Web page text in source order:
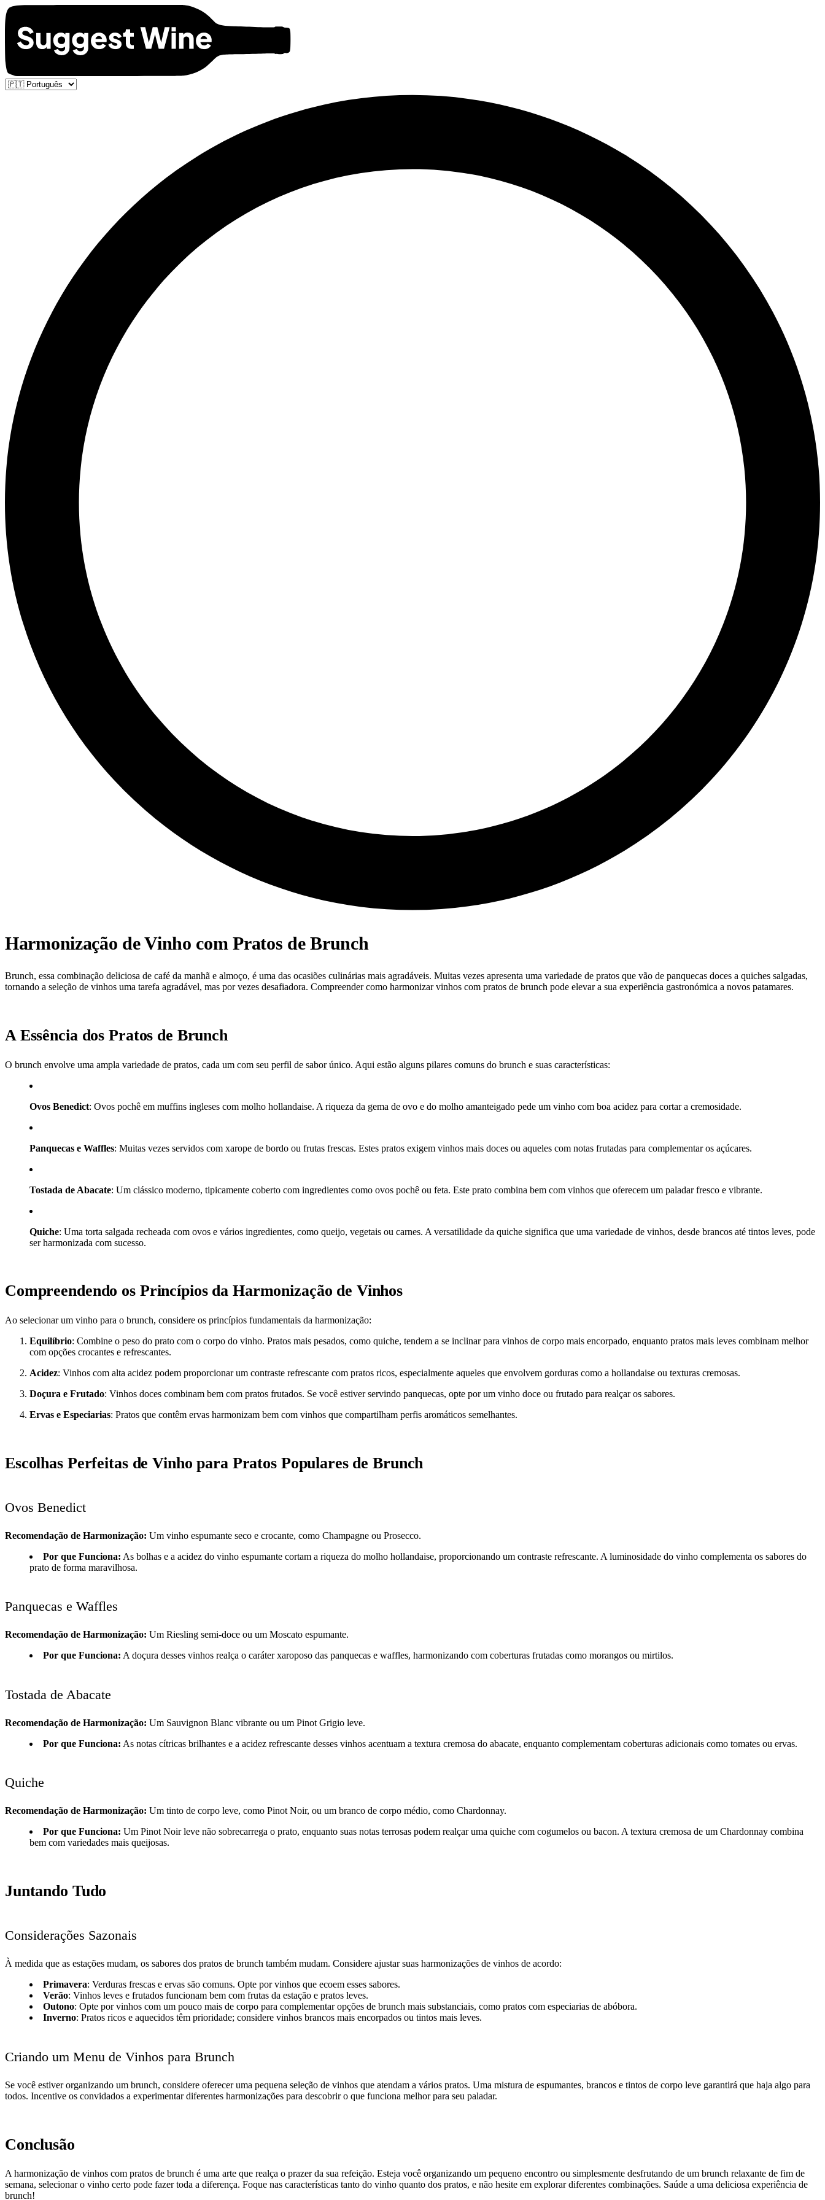
Harmonização de Vinho com Pratos de Brunch
Brunch, essa combinação deliciosa de café da manhã e almoço, é uma das ocasiões culinárias mais agradáveis. Muitas vezes apresenta uma variedade de pratos que vão de panquecas doces a quiches salgadas,
tornando a seleção de vinhos uma tarefa agradável, mas por vezes desafiadora. Compreender como harmonizar vinhos com pratos de brunch pode elevar a sua experiência gastronómica a novos patamares.
A Essência dos Pratos de Brunch
O brunch envolve uma ampla variedade de pratos, cada um com seu perfil de sabor único. Aqui estão alguns pilares comuns do brunch e suas características:
Ovos Benedict: Ovos pochê em muffins ingleses com molho hollandaise. A riqueza da gema de ovo e do molho amanteigado pede um vinho com boa acidez para cortar a cremosidade.
Panquecas e Waffles: Muitas vezes servidos com xarope de bordo ou frutas frescas. Estes pratos exigem vinhos mais doces ou aqueles com notas frutadas para complementar os açúcares.
Tostada de Abacate: Um clássico moderno, tipicamente coberto com ingredientes como ovos pochê ou feta. Este prato combina bem com vinhos que oferecem um paladar fresco e vibrante.
Quiche: Uma torta salgada recheada com ovos e vários ingredientes, como queijo, vegetais ou carnes. A versatilidade da quiche significa que uma variedade de vinhos, desde brancos até tintos leves, pode
ser harmonizada com sucesso.
Compreendendo os Princípios da Harmonização de Vinhos
Ao selecionar um vinho para o brunch, considere os princípios fundamentais da harmonização:
Equilíbrio: Combine o peso do prato com o corpo do vinho. Pratos mais pesados, como quiche, tendem a se inclinar para vinhos de corpo mais encorpado, enquanto pratos mais leves combinam melhor
com opções crocantes e refrescantes.
Acidez: Vinhos com alta acidez podem proporcionar um contraste refrescante com pratos ricos, especialmente aqueles que envolvem gorduras como a hollandaise ou texturas cremosas.
Doçura e Frutado: Vinhos doces combinam bem com pratos frutados. Se você estiver servindo panquecas, opte por um vinho doce ou frutado para realçar os sabores.
Ervas e Especiarias: Pratos que contêm ervas harmonizam bem com vinhos que compartilham perfis aromáticos semelhantes.
Escolhas Perfeitas de Vinho para Pratos Populares de Brunch
Ovos Benedict
Recomendação de Harmonização: Um vinho espumante seco e crocante, como Champagne ou Prosecco.
Por que Funciona: As bolhas e a acidez do vinho espumante cortam a riqueza do molho hollandaise, proporcionando um contraste refrescante. A luminosidade do vinho complementa os sabores do
prato de forma maravilhosa.
Panquecas e Waffles
Recomendação de Harmonização: Um Riesling semi-doce ou um Moscato espumante.
Por que Funciona: A doçura desses vinhos realça o caráter xaroposo das panquecas e waffles, harmonizando com coberturas frutadas como morangos ou mirtilos.
Tostada de Abacate
Recomendação de Harmonização: Um Sauvignon Blanc vibrante ou um Pinot Grigio leve.
Por que Funciona: As notas cítricas brilhantes e a acidez refrescante desses vinhos acentuam a textura cremosa do abacate, enquanto complementam coberturas adicionais como tomates ou ervas.
Quiche
Recomendação de Harmonização: Um tinto de corpo leve, como Pinot Noir, ou um branco de corpo médio, como Chardonnay.
Por que Funciona: Um Pinot Noir leve não sobrecarrega o prato, enquanto suas notas terrosas podem realçar uma quiche com cogumelos ou bacon. A textura cremosa de um Chardonnay combina
bem com variedades mais queijosas.
Juntando Tudo
Considerações Sazonais
À medida que as estações mudam, os sabores dos pratos de brunch também mudam. Considere ajustar suas harmonizações de vinhos de acordo:
Primavera: Verduras frescas e ervas são comuns. Opte por vinhos que ecoem esses sabores.
Verão: Vinhos leves e frutados funcionam bem com frutas da estação e pratos leves.
Outono: Opte por vinhos com um pouco mais de corpo para complementar opções de brunch mais substanciais, como pratos com especiarias de abóbora.
Inverno: Pratos ricos e aquecidos têm prioridade; considere vinhos brancos mais encorpados ou tintos mais leves.
Criando um Menu de Vinhos para Brunch
Se você estiver organizando um brunch, considere oferecer uma pequena seleção de vinhos que atendam a vários pratos. Uma mistura de espumantes, brancos e tintos de corpo leve garantirá que haja algo para
todos. Incentive os convidados a experimentar diferentes harmonizações para descobrir o que funciona melhor para seu paladar.
Conclusão
A harmonização de vinhos com pratos de brunch é uma arte que realça o prazer da sua refeição. Esteja você organizando um pequeno encontro ou simplesmente desfrutando de um brunch relaxante de fim de
semana, selecionar o vinho certo pode fazer toda a diferença. Foque nas características tanto do vinho quanto dos pratos, e não hesite em explorar diferentes combinações. Saúde a uma deliciosa experiência de
brunch!